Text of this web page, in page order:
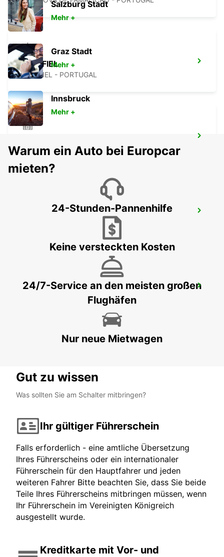
PENAFIEL
PENAFIEL - PORTUGAL
SANTA MARIA DA FEIRA - PORTUGAL
GUIMARÃES
BRAGA
Salzburg Stadt
Mehr +
Graz Stadt
Mehr +
Innsbruck
Mehr +
Warum ein Auto bei Europcar
mieten?
24-Stunden-Pannenhilfe
Keine versteckten Kosten
24/7-Service an den meisten großen
Flughäfen
Nur neue Mietwagen
Gut zu wissen
Was sollten Sie am Schalter mitbringen?
Ihr gültiger Führerschein
Falls erforderlich - eine amtliche Übersetzung
Ihres Führerscheins oder ein internationaler
Führerschein für den Hauptfahrer und jeden
weiteren Fahrer Bitte beachten Sie, dass Sie beide
Teile Ihres Führerscheins mitbringen müssen, wenn
Ihr Führerschein im Vereinigten Königreich
ausgestellt wurde.
Kreditkarte mit Vor- und